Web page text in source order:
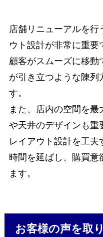
店舗リニューアルを
ウト設計が非常に重要
顧客がスムーズに移動
が引き立つような陳列
す。
また、店内の空間を
や天井のデザインも重
レイアウト設計を工
時間を延ばし、購買意
ます。
お客様の声を取